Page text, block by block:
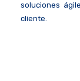
soluciones
cliente.